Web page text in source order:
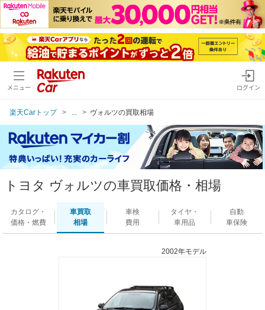
メニュー ログイン
楽天Carトップ ヴォルツの買取相場
トヨタ ヴォルツの車買取価格・相場
カタログ・
価格・燃費
車買取
相場
車検
費用
タイヤ・
車用品
自動
車保険
2002年モデル